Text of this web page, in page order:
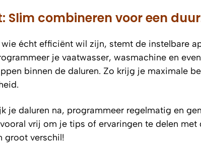
Slim combineren voor een
écht efficiënt wil zijn, stemt de instelbare
je vaatwasser, wasmachine en
binnen de daluren. Zo krijg je maximale
je daluren na, programmeer regelmatig en
vrij om je tips of ervaringen te delen
groot verschil!